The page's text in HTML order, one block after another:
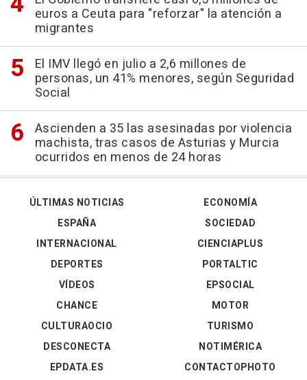
euros a Ceuta para "reforzar" la atención a
migrantes
El IMV llegó en julio a 2,6 millones de
personas, un 41% menores, según Seguridad
Social
Ascienden a 35 las asesinadas por violencia
machista, tras casos de Asturias y Murcia
ocurridos en menos de 24 horas
ÚLTIMAS NOTICIAS
ESPAÑA
INTERNACIONAL
DEPORTES
VÍDEOS
ECONOMÍA
SOCIEDAD
CIENCIAPLUS
PORTALTIC
EPSOCIAL
CHANCE
CULTURAOCIO
DESCONECTA
EPDATA.ES
MOTOR
TURISMO
NOTIMÉRICA
CONTACTOPHOTO